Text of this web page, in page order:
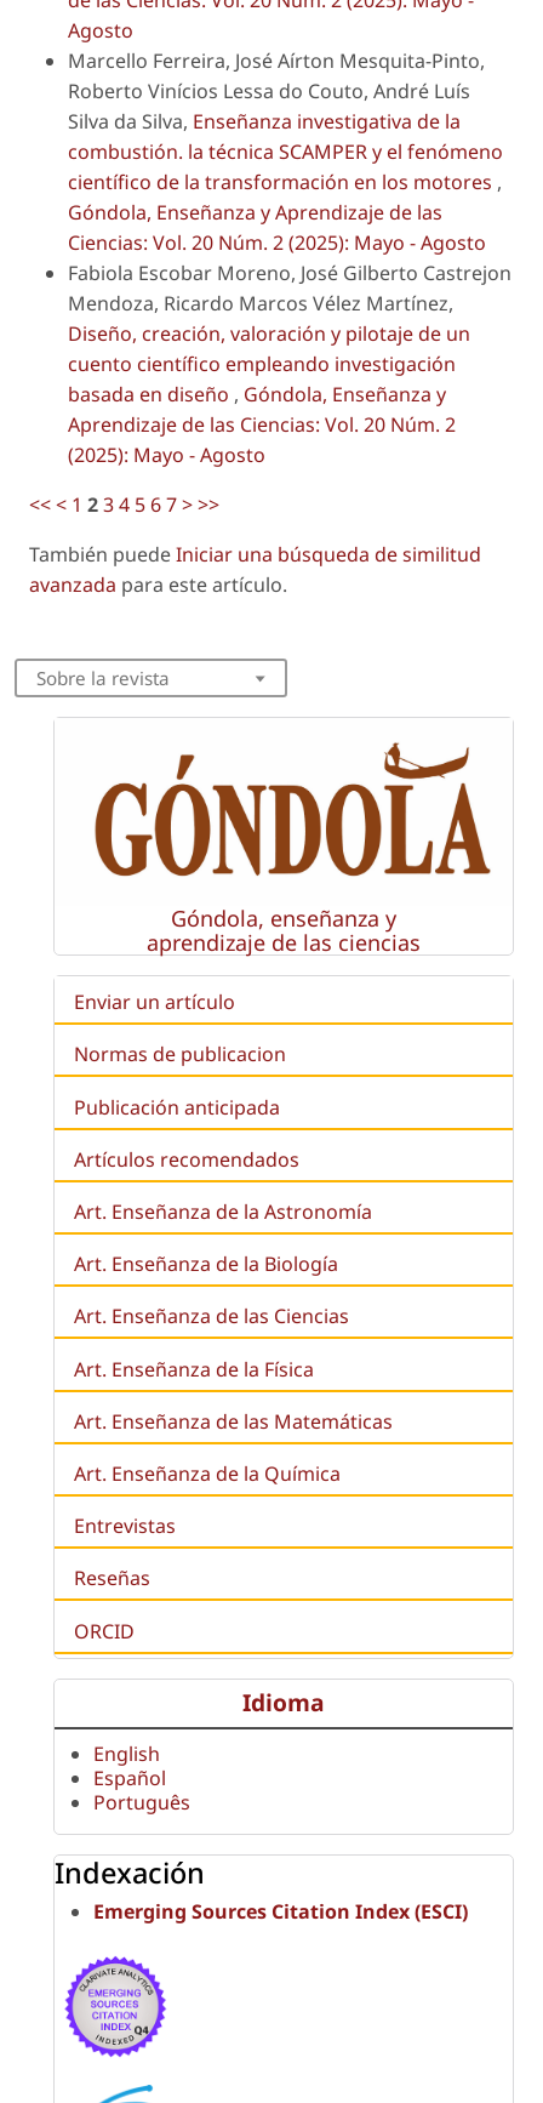
Agosto
Marcello Ferreira, José Aírton Mesquita-Pinto,
Roberto Vinícios Lessa do Couto, André Luís
Silva da Silva, Enseñanza investigativa de la
combustión. la técnica SCAMPER y el fenómeno
científico de la transformación en los motores ,
Góndola, Enseñanza y Aprendizaje de las
Ciencias: Vol. 20 Núm. 2 (2025): Mayo - Agosto
Fabiola Escobar Moreno, José Gilberto Castrejon
Mendoza, Ricardo Marcos Vélez Martínez,
Diseño, creación, valoración y pilotaje de un
cuento científico empleando investigación
basada en diseño , Góndola, Enseñanza y
Aprendizaje de las Ciencias: Vol. 20 Núm. 2
(2025): Mayo - Agosto
<<< 1 234 567>>>
También puedeIniciar una búsqueda de similitud
avanzada para este artículo.
Sobre la revista
Góndola, enseñanza y
aprendizaje de las ciencias
Enviar un artículo
Normas de publicacion
Publicación anticipada
Artículos recomendados
Art. Enseñanza de la Astronomía
Art. Enseñanza de la Biología
Art. Enseñanza de las Ciencias
Art. Enseñanza de la Física
Art. Enseñanza de las Matemáticas
Art. Enseñanza de la Química
Entrevistas
Reseñas
ORCID
Idioma
English
Español
Português
Indexación
Emerging Sources Citation Index (ESCI)